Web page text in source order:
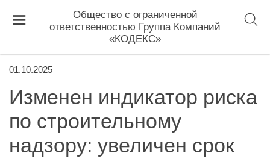
Общество с ограниченной
ответственностью Группа Компаний
«КОДЕКС»
01.10.2025
Изменен индикатор риска
по строительному
надзору: увеличен срок